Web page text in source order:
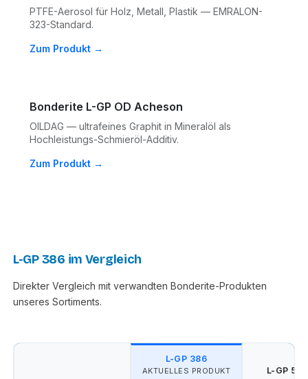
PTFE-Aerosol für Holz, Metall, Plastik — EMRALON-
323-Standard.
Zum Produkt →
Bonderite L-GP OD Acheson
OILDAG — ultrafeines Graphit in Mineralöl als
Hochleistungs-Schmieröl-Additiv.
Zum Produkt →
L-GP 386 im Vergleich
Direkter Vergleich mit verwandten Bonderite-Produkten
unseres Sortiments.
L-GP 386
AKTUELLES PRODUKT L-GP